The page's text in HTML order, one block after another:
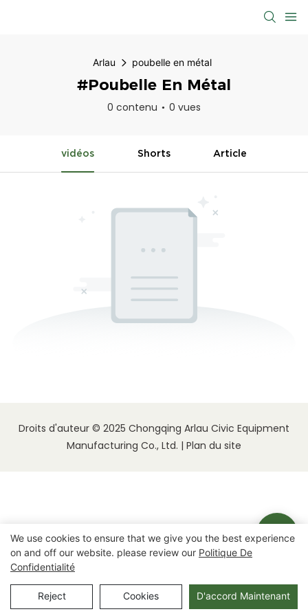
Arlau poubelle en métal
#poubelle En Métal
0 contenu 0 vues
vidéos Shorts Article
Droits d'auteur © 2025 Chongqing Arlau Civic Equipment
Manufacturing Co., Ltd. | Plan du site
We use cookies to ensure that we give you the best experience
on and off our website. please review our Politique De
Confidentialité
Reject Cookies D'accord Maintenant